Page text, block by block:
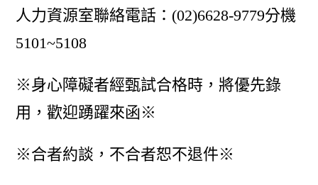
人力資源室聯絡電話：(02)6628-9779分機
5101~5108
※身心障礙者經甄試合格時，將優先錄
用，歡迎踴躍來函※
※合者約談，不合者恕不退件※